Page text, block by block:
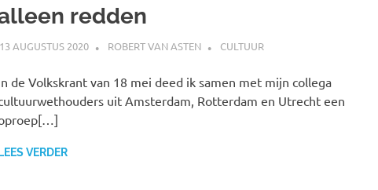
redden
13 AUGUSTUS 2020 ROBERT VAN ASTEN CULTUUR
de Volkskrant van 18 mei deed ik samen met mijn collega
uit Amsterdam, Rotterdam en Utrecht een
LEES VERDER